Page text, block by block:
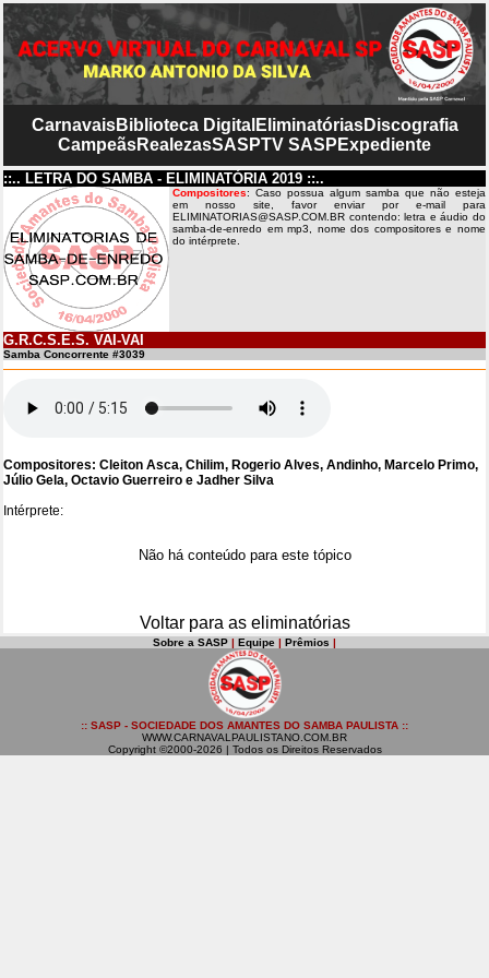
CarnavaisBiblioteca Digital EliminatóriasDiscografia
CampeãsRealezasSASPTV SASP Expediente
::.. LETRA DO SAMBA - ELIMINATÓRIA 2019 ::..
Compositores: Caso possua algum samba que não esteja
em nosso site, favor enviar por e-mail para
ELIMINATORIAS@SASP.COM.BR contendo: letra e áudio do
samba-de-enredo em mp3, nome dos compositores e nome
do intérprete.
G.R.C.S.E.S. VAI-VAI
Samba Concorrente #3039
Compositores: Cleiton Asca, Chilim, Rogerio Alves, Andinho, Marcelo Primo,
Júlio Gela, Octavio Guerreiro e Jadher Silva
Intérprete:
Não há conteúdo para este tópico
Voltar para as eliminatórias
Sobre a SASP | Equipe | Prêmios |
:: SASP - SOCIEDADE DOS AMANTES DO SAMBA PAULISTA ::
WWW.CARNAVALPAULISTANO.COM.BR
Copyright ©2000-2026 | Todos os Direitos Reservados